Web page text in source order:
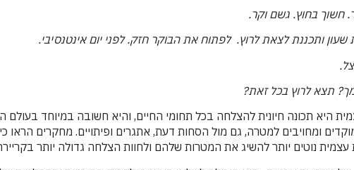
חשוך בחוץ. גשם וקר.
שעון ותכננת לצאת לרוץ. לפתוח את הבוקר חזק. לפני יום אינטנסיבי.
תצא לרוץ בכל זאת?
היא תכונה חיונית להצלחה בכל תחומי החיים, והיא חשובה במיוחד בעולם
ומחויבים למטרה, גם מול הסחות דעת, אתגרים ופיתויים. מחקרים הראו
נוטים יותר להשיג את המטרות שלהם ולחוות הצלחה גדולה יותר